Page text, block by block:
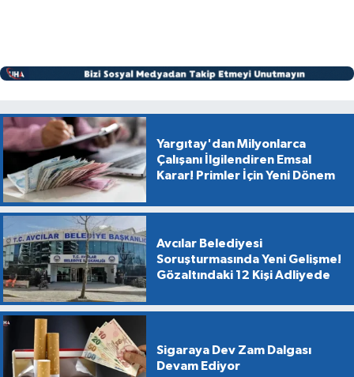
Yargıtay'dan Milyonlarca
Çalışanı İlgilendiren Emsal
Karar! Primler İçin Yeni Dönem
Avcılar Belediyesi
Soruşturmasında Yeni Gelişme!
Gözaltındaki 12 Kişi Adliyede
Sigaraya Dev Zam Dalgası
Devam Ediyor